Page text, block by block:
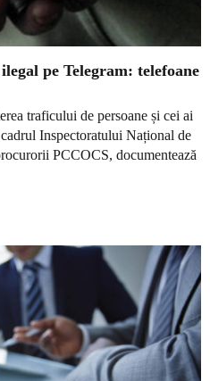
pe Telegram: telefoane
traficului de persoane și cei ai
Inspectoratului Național de
PCCOCS, documentează